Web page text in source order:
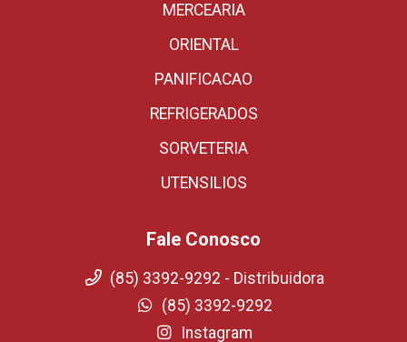
MERCEARIA
ORIENTAL
PANIFICACAO
REFRIGERADOS
SORVETERIA
UTENSILIOS
Fale Conosco
(85) 3392-9292 - Distribuidora
(85) 3392-9292
Instagram